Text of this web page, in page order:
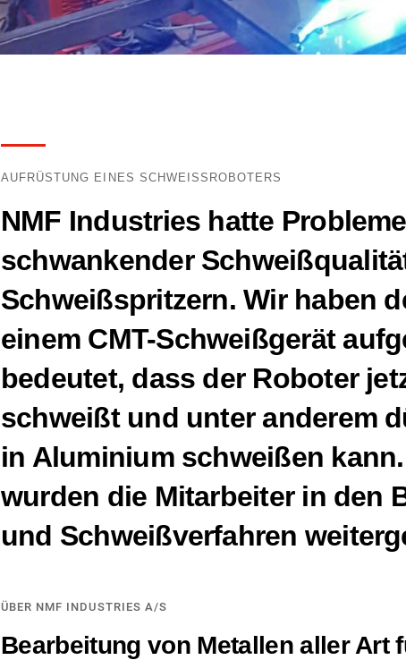
AUFRÜSTUNG EINES SCHWEISSROBOTERS
NMF Industries hatte
schwankender
Schweißspritzern. Wir haben
einem CMT-Schweißgerät
bedeutet, dass der Roboter
schweißt und unter anderem
in Aluminium schweißen
wurden die Mitarbeiter in den
und Schweißverfahren
ÜBER NMF INDUSTRIES A/S
Bearbeitung von Metallen aller Art